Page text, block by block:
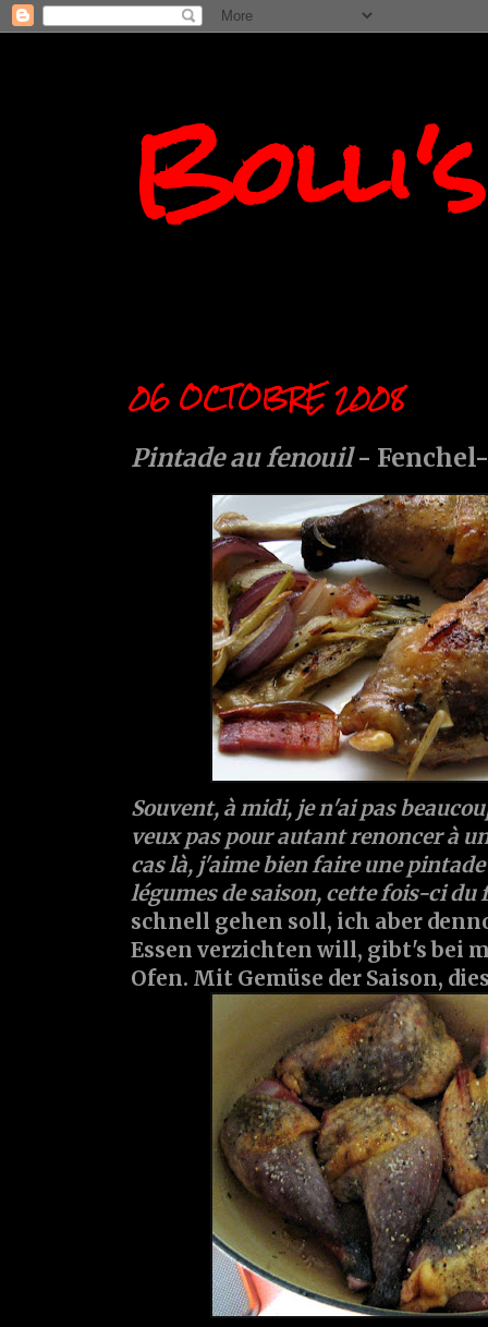
06 OCTOBRE 2008
Pintade au fenouil-
Souvent, à midi, je n'ai pas
veux pas pour autant renoncer à
cas là, j'aime bien faire une pintade
légumes de saison, cette fois-ci du
schnell gehen soll, ich aber
Essen verzichten will, gibt's bei
Ofen. Mit Gemüse der Saison,